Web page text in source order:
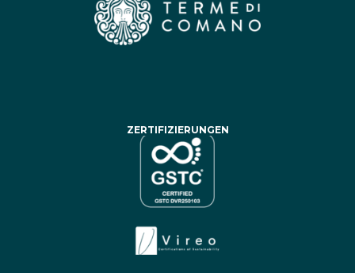
ZERTIFIZIERUNGEN